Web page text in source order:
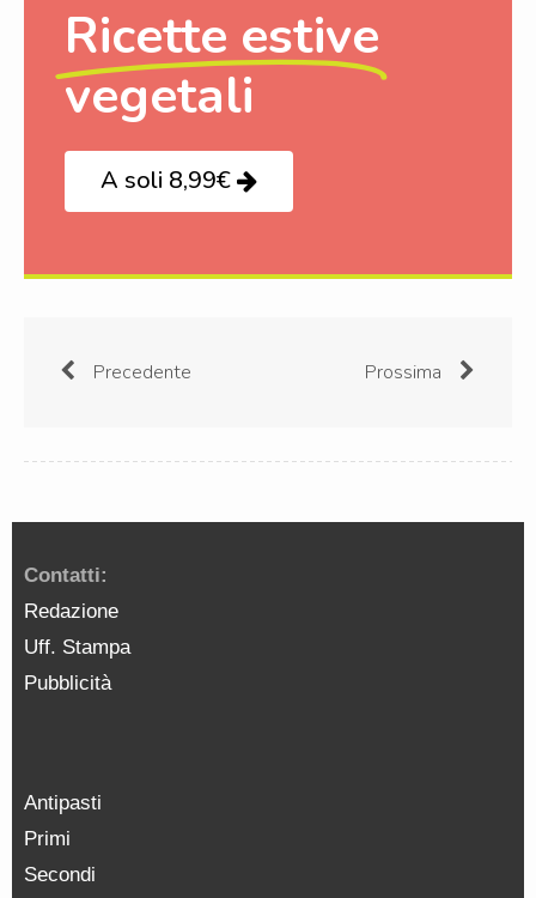
Ricette estive
vegetali
A soli 8,99€
Precedente Prossima
Contatti:
Redazione
Uff. Stampa
Pubblicità
Antipasti
Primi
Secondi